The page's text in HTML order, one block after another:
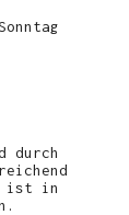
durch
ist in